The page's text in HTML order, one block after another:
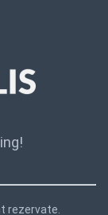
rezervate.